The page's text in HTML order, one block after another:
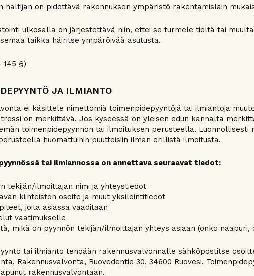
haltijan on pidettävä rakennuksen ympäristö rakentamislain
ulkosalla on järjestettävä niin, ettei se turmele tieltä tai
taikka häiritse ympäröivää asutusta.
145 §)
JA ILMIANTO
ei käsittele nimettömiä toimenpidepyyntöjä tai ilmiantoja
on merkittävä. Jos kyseessä on yleisen edun kannalta
toimenpidepyynnön tai ilmoituksen perusteella. Luonnollisesti
huomattuihin puutteisiin ilman erillistä ilmoitusta.
tai ilmiannossa on annettava seuraavat tiedot:
tekijän/ilmoittajan nimi ja yhteystiedot
kiinteistön osoite ja muut yksilöintitiedot
joita asiassa vaaditaan
vaatimukselle
mikä on pyynnön tekijän/ilmoittajan yhteys asiaan (onko naapuri,
tai ilmianto tehdään rakennusvalvonnalle sähköpostitse
Rakennusvalvonta, Ruovedentie 30, 34600 Ruovesi.
rakennusvalvontaan.